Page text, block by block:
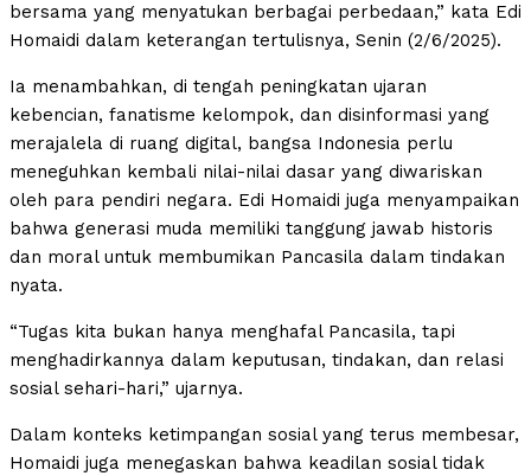
bersama yang menyatukan berbagai perbedaan,” kata Edi
Homaidi dalam keterangan tertulisnya, Senin (2/6/2025).
Ia menambahkan, di tengah peningkatan ujaran
kebencian, fanatisme kelompok, dan disinformasi yang
merajalela di ruang digital, bangsa Indonesia perlu
meneguhkan kembali nilai-nilai dasar yang diwariskan
oleh para pendiri negara. Edi Homaidi juga menyampaikan
bahwa generasi muda memiliki tanggung jawab historis
dan moral untuk membumikan Pancasila dalam tindakan
nyata.
“Tugas kita bukan hanya menghafal Pancasila, tapi
menghadirkannya dalam keputusan, tindakan, dan relasi
sosial sehari-hari,” ujarnya.
Dalam konteks ketimpangan sosial yang terus membesar,
Homaidi juga menegaskan bahwa keadilan sosial tidak